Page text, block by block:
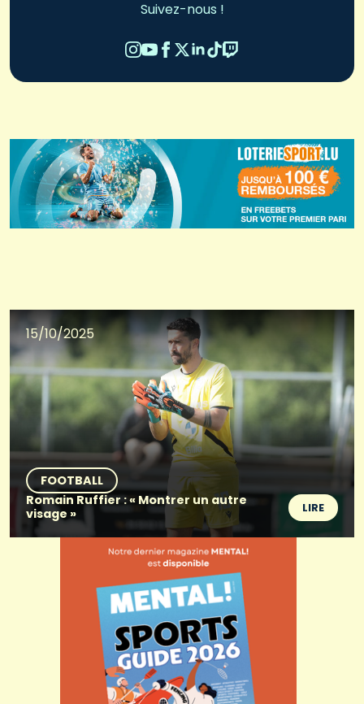
Suivez-nous !
15/10/2025
FOOTBALL
Romain Ruffier : « Montrer un autre
visage »
LIRE